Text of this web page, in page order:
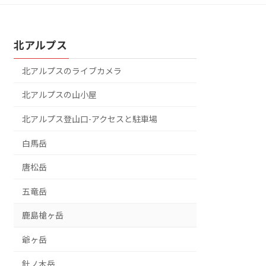
北アルプス
北アルプスのライブカメラ
北アルプスの山小屋
北アルプス登山口-アクセスと駐車場
白馬岳
唐松岳
五竜岳
鹿島槍ヶ岳
爺ヶ岳
針ノ木岳